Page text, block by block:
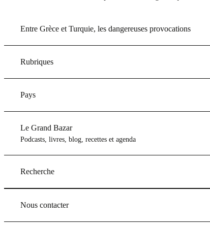
Entre Grèce et Turquie, les dangereuses provocations
Rubriques
Pays
Le Grand Bazar
Podcasts, livres, blog, recettes et agenda
Recherche
Nous contacter